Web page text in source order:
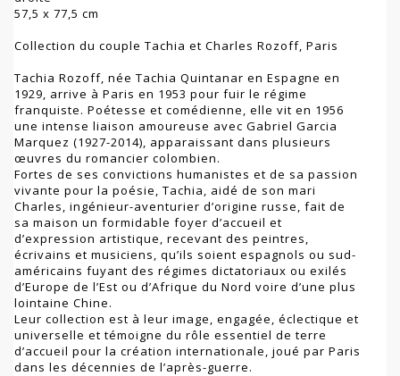
57,5 x 77,5 cm
Collection du couple Tachia et Charles Rozoff, Paris
Tachia Rozoff, née Tachia Quintanar en Espagne en
1929, arrive à Paris en 1953 pour fuir le régime
franquiste. Poétesse et comédienne, elle vit en 1956
une intense liaison amoureuse avec Gabriel Garcia
Marquez (1927-2014), apparaissant dans plusieurs
œuvres du romancier colombien.
Fortes de ses convictions humanistes et de sa passion
vivante pour la poésie, Tachia, aidé de son mari
Charles, ingénieur-aventurier d’origine russe, fait de
sa maison un formidable foyer d’accueil et
d’expression artistique, recevant des peintres,
écrivains et musiciens, qu’ils soient espagnols ou sud-
américains fuyant des régimes dictatoriaux ou exilés
d’Europe de l’Est ou d’Afrique du Nord voire d’une plus
lointaine Chine.
Leur collection est à leur image, engagée, éclectique et
universelle et témoigne du rôle essentiel de terre
d’accueil pour la création internationale, joué par Paris
dans les décennies de l’après-guerre.